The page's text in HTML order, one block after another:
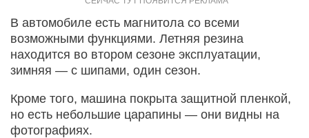
В автомобиле есть магнитола со всеми
возможными функциями. Летняя резина
находится во втором сезоне эксплуатации,
зимняя — с шипами, один сезон.
Кроме того, машина покрыта защитной пленкой,
но есть небольшие царапины — они видны на
фотографиях.